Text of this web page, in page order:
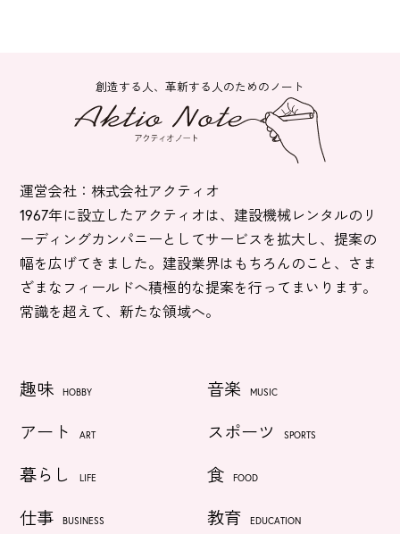
創造する人、革新する人のためのノート
運営会社：株式会社アクティオ
1967年に設立したアクティオは、建設機械レンタルのリ
ーディングカンパニーとしてサービスを拡大し、提案の
幅を広げてきました。建設業界はもちろんのこと、さま
ざまなフィールドへ積極的な提案を行ってまいります。
常識を超えて、新たな領域へ。
趣味 HOBBY 音楽 MUSIC
アート ART スポーツ SPORTS
暮らし LIFE 食 FOOD
仕事 BUSINESS 教育 EDUCATION